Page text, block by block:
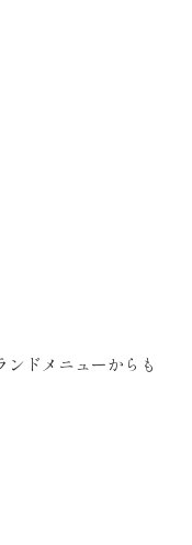
ンドメニューからも